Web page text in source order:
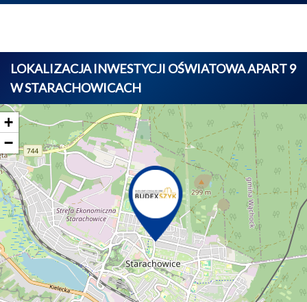
LOKALIZACJA INWESTYCJI OŚWIATOWA APART 9
W STARACHOWICACH
+
−